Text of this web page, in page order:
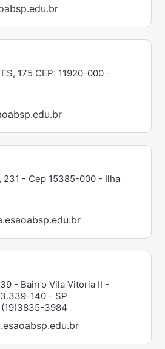
175 CEP: 11920-000 -
231 - Cep 15385-000 - Ilha
- Bairro Vila Vitoria II -
140 - SP
3984